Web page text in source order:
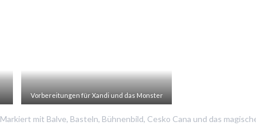
Vorbereitungen für Xandi und das Monster
Markiert mit Balve, Basteln, Bühnenbild, Cesko Cana und das